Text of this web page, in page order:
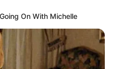
On With Michelle